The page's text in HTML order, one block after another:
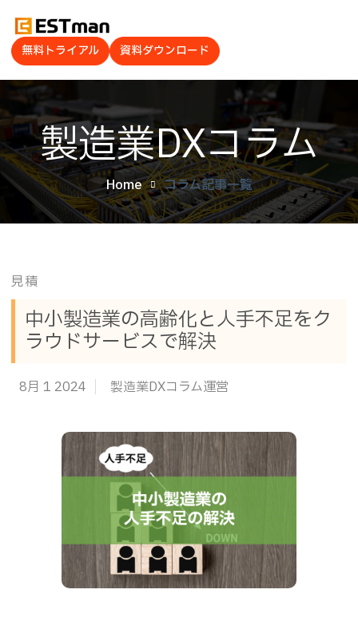
無料トライアル 資料ダウンロード
製造業DXコラム
Home コラム記事一覧
見積
中小製造業の高齢化と人手不足をク
ラウドサービスで解決
8月 1 2024 製造業DXコラム運営